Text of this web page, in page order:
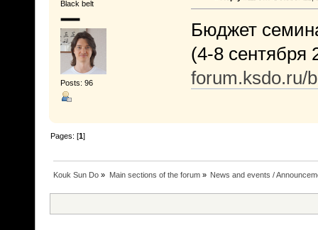
Black belt
Posts: 96
Бюджет
(4-8 сентября
forum.ksdo.ru/
Pages: [1]
Kouk Sun Do » Main sections of the forum» News and events /